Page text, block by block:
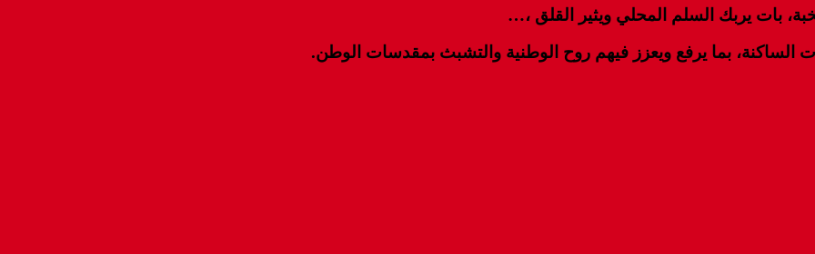
بات يربك السلم المحلي ويثير القلق ،…
الساكنة، بما يرفع ويعزز فيهم روح الوطنية والتشبث بمقدسات الوطن.